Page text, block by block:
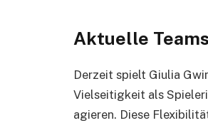
Aktuelle
Derzeit spielt Giulia
Vielseitigkeit als
agieren. Diese